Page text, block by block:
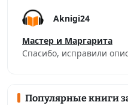
Aknigi24
Мастер и Маргарита
Спасибо, исправили
Популярные книги